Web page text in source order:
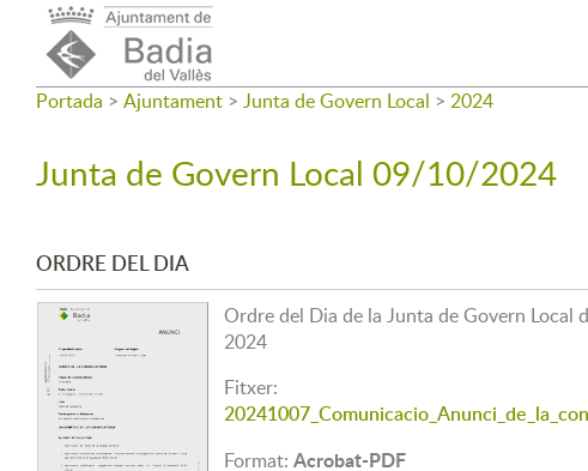
Portada > Ajuntament > Junta de Govern Local > 2024
Junta de Govern Local 09/10/2024
ORDRE DEL DIA
Ordre del Dia de la Junta de Govern Local
2024
Fitxer:
Format: Acrobat-PDF